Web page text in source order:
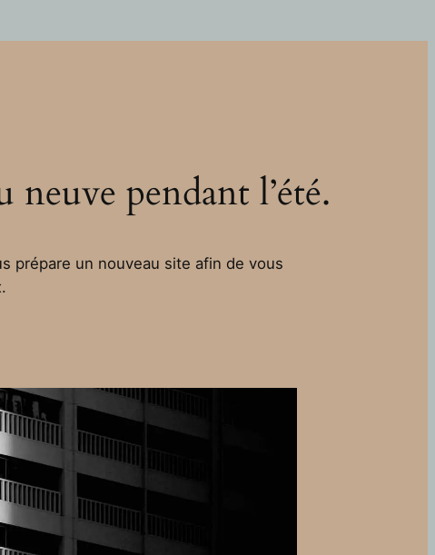
pendant l’été.
prépare un nouveau site afin de vous